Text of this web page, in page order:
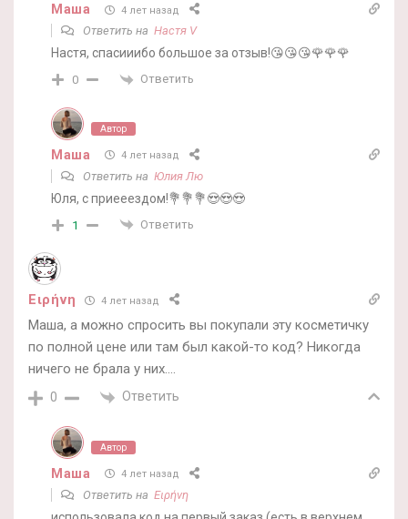
Маша 4 лет назад
Ответить на Настя V
Настя, спасииибо большое за отзыв!😘😘😘🌹🌹🌹
0 Ответить
Автор
Маша 4 лет назад
Ответить на Юлия Лю
Юля, с приееездом!💐💐💐😍😍😍
1 Ответить
Ειρήνη 4 лет назад
Маша, а можно спросить вы покупали эту косметичку
по полной цене или там был какой-то код? Никогда
ничего не брала у них….
0 Ответить
Автор
Маша 4 лет назад
Ответить на Ειρήνη